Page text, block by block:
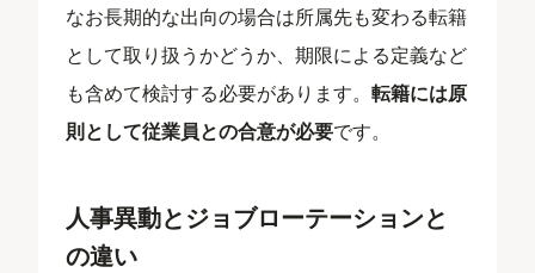
なお長期的な出向の場合は所属先も変わる転籍
として取り扱うかどうか、期限による定義など
も含めて検討する必要があります。転籍には原
則として従業員との合意が必要です。
人事異動とジョブローテーションと
の違い